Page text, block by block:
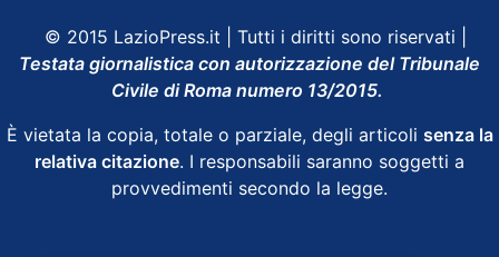
© 2015 LazioPress.it | Tutti i diritti sono riservati |
Testata giornalistica con autorizzazione del Tribunale
Civile di Roma numero 13/2015.
È vietata la copia, totale o parziale, degli articoli senza la
relativa citazione. I responsabili saranno soggetti a
provvedimenti secondo la legge.